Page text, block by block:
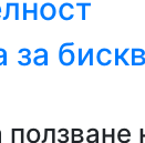
за
ползване